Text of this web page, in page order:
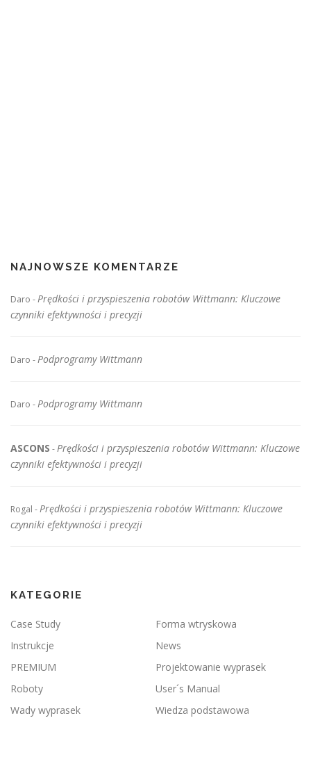
NAJNOWSZE KOMENTARZE
Daro -Prędkości i przyspieszenia robotów Wittmann: Kluczowe
czynniki efektywności i precyzji
Daro -Podprogramy Wittmann
Daro -Podprogramy Wittmann
ASCONS -Prędkości i przyspieszenia robotów Wittmann: Kluczowe
czynniki efektywności i precyzji
Rogal -Prędkości i przyspieszenia robotów Wittmann: Kluczowe
czynniki efektywności i precyzji
KATEGORIE
Case Study
Forma wtryskowa
Instrukcje
News
PREMIUM
Projektowanie wyprasek
Roboty
User´s Manual
Wady wyprasek
Wiedza podstawowa